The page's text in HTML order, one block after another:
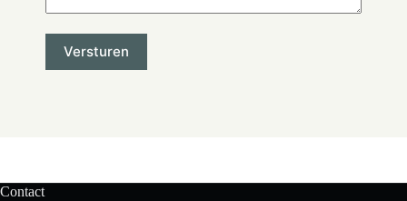
Contact